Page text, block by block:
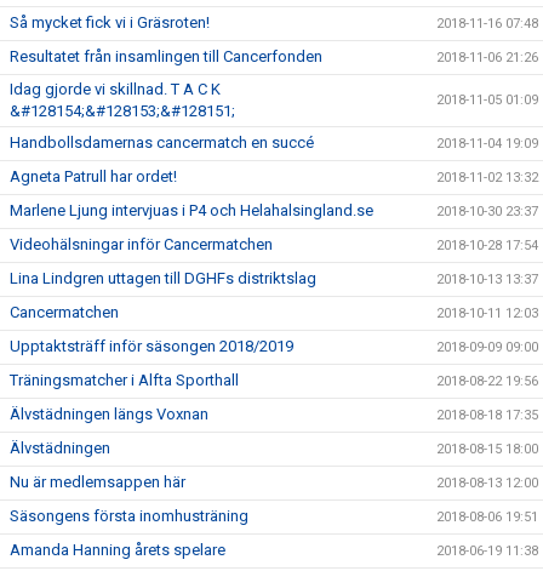
Så mycket fick vi i Gräsroten! 2018-11-16 07:48
Resultatet från insamlingen till Cancerfonden 2018-11-06 21:26
Idag gjorde vi skillnad. T A C K
&#128154;&#128153;&#128151;
2018-11-05 01:09
Handbollsdamernas cancermatch en succé 2018-11-04 19:09
Agneta Patrull har ordet! 2018-11-02 13:32
Marlene Ljung intervjuas i P4 och Helahalsingland.se 2018-10-30 23:37
Videohälsningar inför Cancermatchen 2018-10-28 17:54
Lina Lindgren uttagen till DGHFs distriktslag 2018-10-13 13:37
Cancermatchen 2018-10-11 12:03
Upptaktsträff inför säsongen 2018/2019 2018-09-09 09:00
Träningsmatcher i Alfta Sporthall 2018-08-22 19:56
Älvstädningen längs Voxnan 2018-08-18 17:35
Älvstädningen 2018-08-15 18:00
Nu är medlemsappen här 2018-08-13 12:00
Säsongens första inomhusträning 2018-08-06 19:51
Amanda Hanning årets spelare 2018-06-19 11:38